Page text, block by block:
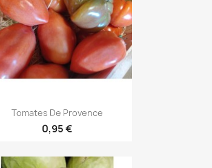
Aperçu rapide
Tomates De Provence
0,95 €